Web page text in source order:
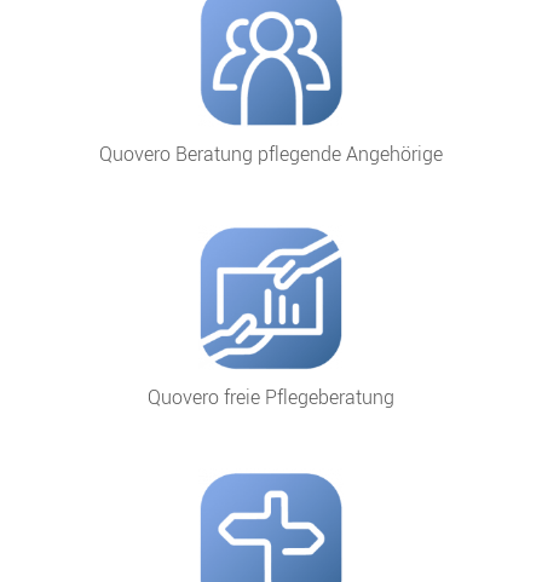
Quovero Beratung pflegende Angehörige
Quovero freie Pflegeberatung